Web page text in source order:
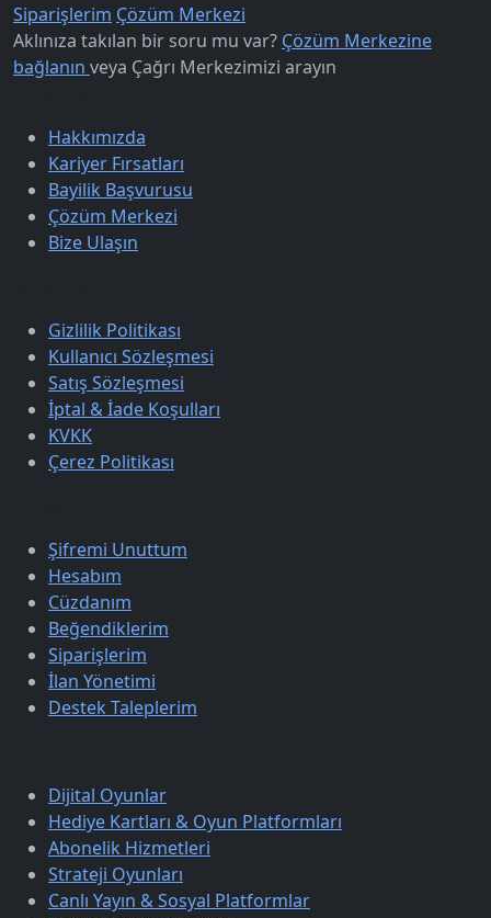
Siparişlerim Çözüm Merkezi
Aklınıza takılan bir soru mu var? Çözüm Merkezine
bağlanın veya Çağrı Merkezimizi arayın
Hakkımızda
Kariyer Fırsatları
Bayilik Başvurusu
Çözüm Merkezi
Bize Ulaşın
Gizlilik Politikası
Kullanıcı Sözleşmesi
Satış Sözleşmesi
İptal & İade Koşulları
KVKK
Çerez Politikası
Şifremi Unuttum
Hesabım
Cüzdanım
Beğendiklerim
Siparişlerim
İlan Yönetimi
Destek Taleplerim
Dijital Oyunlar
Hediye Kartları & Oyun Platformları
Abonelik Hizmetleri
Strateji Oyunları
Canlı Yayın & Sosyal Platformlar